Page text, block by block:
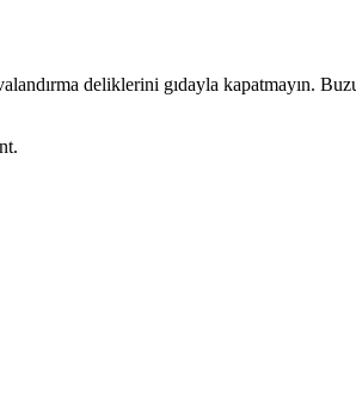
deliklerini gıdayla kapatmayın.